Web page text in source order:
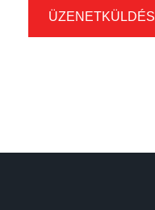
ÜZENETKÜLDÉS